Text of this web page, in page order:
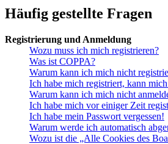
Häufig gestellte Fragen
Registrierung und Anmeldung
Wozu muss ich mich registrieren?
Was ist COPPA?
Warum kann ich mich nicht
Ich habe mich registriert, kann
Warum kann ich mich nicht
Ich habe mich vor einiger Zeit
Ich habe mein Passwort vergessen!
Warum werde ich automatisch
Wozu ist die „Alle Cookies des